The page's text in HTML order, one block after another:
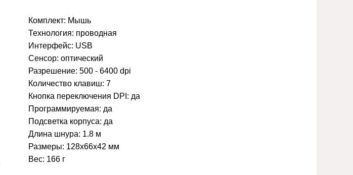
Комплект: Мышь
Технология: проводная
Интерфейс: USB
Сенсор: оптический
Разрешение: 500 - 6400 dpi
Количество клавиш: 7
Кнопка переключения DPI: да
Программируемая: да
Подсветка корпуса: да
Длина шнура: 1.8 м
Размеры: 128х66х42 мм
Вес: 166 г